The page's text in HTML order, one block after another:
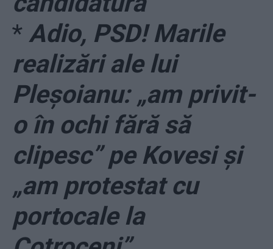
* Adio, PSD! Marile
realizări ale lui
Pleșoianu: „am privit-
o în ochi fără să
clipesc” pe Kovesi și
„am protestat cu
portocale la